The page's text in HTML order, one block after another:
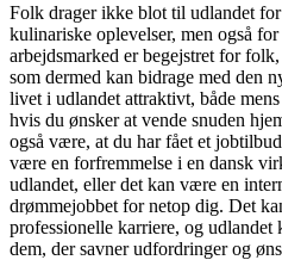
Folk drager ikke blot til udlandet
kulinariske oplevelser, men også
arbejdsmarked er begejstret for
som dermed kan bidrage med den
livet i udlandet attraktivt, både
hvis du ønsker at vende snuden
også være, at du har fået et
være en forfremmelse i en dansk
udlandet, eller det kan være en
drømmejobbet for netop dig. Det
professionelle karriere, og
dem, der savner udfordringer og